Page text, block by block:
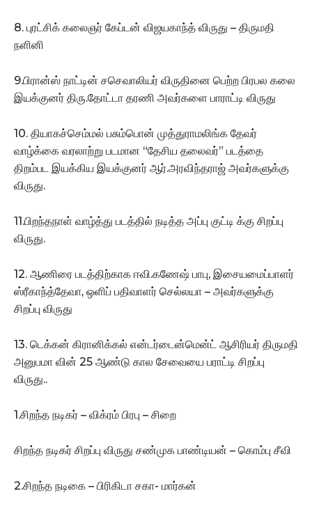
8. புரட்சிக் கலைஞர் கேப்டன் விஜயகாந்த் விருது – திருமதி
நளினி
9.பிரான்ஸ் நாட்டின் சசெவாலியர் விருதினை பெற்ற பிரபல கலை
இயக்குனர் திரு.தோட்டா தரணி அவர்களை பாராட்டி விருது
10. தியாகச்செம்மல் பசும்பொன் முத்துராமலிங்க தேவர்
வாழ்க்கை வரலாற்று படமான “தேசிய தலைவர்” படத்தை
திறம்பட இயக்கிய இயக்குனர் ஆர்.அரவிந்தராஜ் அவர்களுக்கு
விருது.
11.பிறந்தநாள் வாழ்த்து படத்தில் நடித்த அப்பு குட்டி க்கு சிறப்பு
விருது.
12. ஆணிரை படத்திற்காக ஈவி.கணேஷ் பாபு, இசையமைப்பாளர்
ஸ்ரீகாந்த்தேவா, ஒளிப் பதிவாளர் செல்லயா – அவர்களுக்கு
சிறப்பு விருது
13. டெக்கன் கிரானிக்கல் என்டர்டைன்மென்ட் ஆசிரியர் திருமதி
அனுபமா வின் 25 ஆண்டு கால சேவையை பராட்டி சிறப்பு
விருது..
1.சிறந்த நடிகர் – விக்ரம் பிரபு – சிறை
சிறந்த நடிகர் சிறப்பு விருது சண்முக பாண்டியன் – கொம்பு சீவி
2.சிறந்த நடிகை – பிரிகிடா சகா- மார்கன்